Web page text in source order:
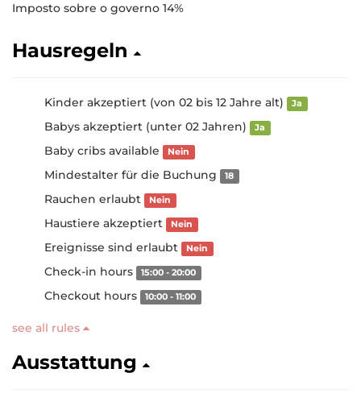
Imposto sobre o governo 14%
Hausregeln
Kinder akzeptiert (von 02 bis 12 Jahre alt) Ja
Babys akzeptiert (unter 02 Jahren) Ja
Baby cribs available Nein
Mindestalter für die Buchung 18
Rauchen erlaubt Nein
Haustiere akzeptiert Nein
Ereignisse sind erlaubt Nein
Check-in hours 15:00 - 20:00
Checkout hours 10:00 - 11:00
see all rules
Ausstattung